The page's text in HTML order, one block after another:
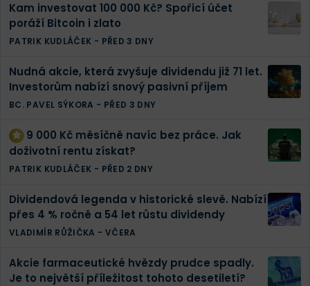
Kam investovat 100 000 Kč? Spořicí účet
poráží Bitcoin i zlato
PATRIK KUDLÁČEK - PŘED 3 DNY
Nudná akcie, která zvyšuje dividendu již 71 let.
Investorům nabízí snový pasivní příjem
BC. PAVEL SÝKORA - PŘED 3 DNY
9 000 Kč měsíčně navíc bez práce. Jak
doživotní rentu získat?
PATRIK KUDLÁČEK - PŘED 2 DNY
Dividendová legenda v historické slevě. Nabízí
přes 4 % ročně a 54 let růstu dividendy
VLADIMÍR RŮŽIČKA - VČERA
Akcie farmaceutické hvězdy prudce spadly.
Je to největší příležitost tohoto desetiletí?